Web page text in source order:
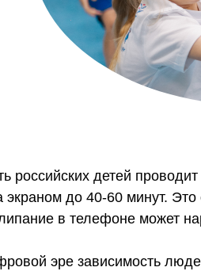
российских детей
экраном до 40-60 минут.
в телефоне может
эре зависимость